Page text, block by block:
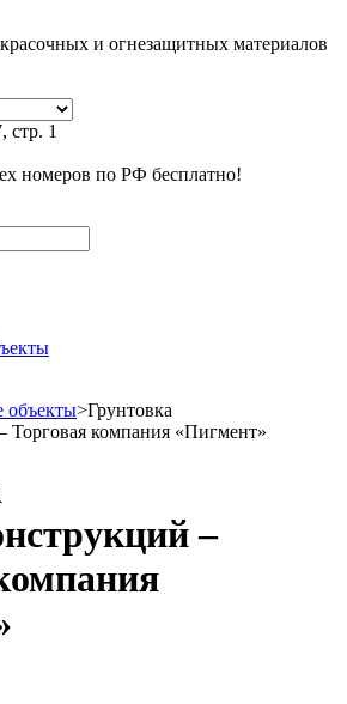
и огнезащитных материалов
стр. 1
номеров по РФ бесплатно!
>Грунтовка
Торговая компания «Пигмент»
–